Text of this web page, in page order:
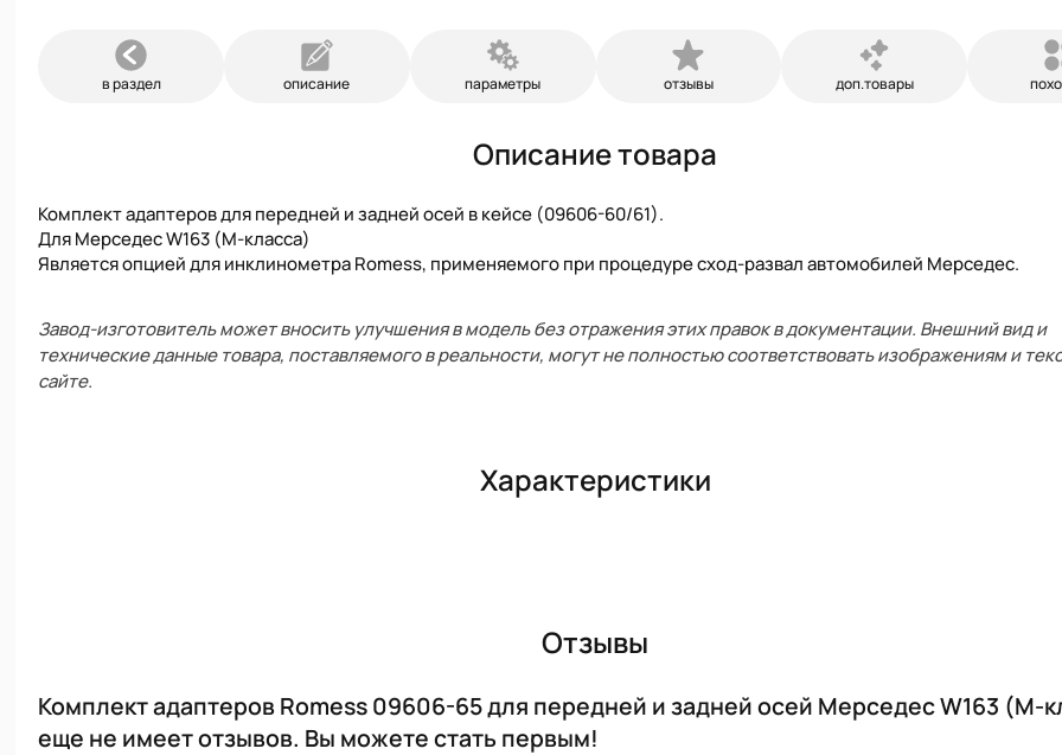
в раздел описание параметры отзывы доп.товары
Описание товара
Комплект адаптеров для передней и задней осей в кейсе (09606-60/61).
Для Мерседес W163 (M-класса)
Является опцией для инклинометра Romess, применяемого при процедуре сход-развал автомобилей Мерседес.
Завод-изготовитель может вносить улучшения в модель без отражения этих правок в документации. Внешний вид и
технические данные товара, поставляемого в реальности, могут не полностью соответствовать изображениям и
сайте.
Характеристики
Отзывы
Комплект адаптеров Romess 09606-65 для передней и задней осей Мерседес W163 (M-
еще не имеет отзывов. Вы можете стать первым!